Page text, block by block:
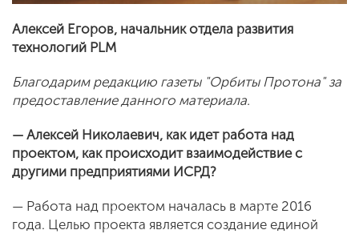
Алексей Егоров, начальник отдела развития
технологий PLM
Благодарим редакцию газеты "Орбиты Протона" за
предоставление данного материала.
— Алексей Николаевич, как идет работа над
проектом, как происходит взаимодействие с
другими предприятиями ИСРД?
— Работа над проектом началась в марте 2016
года. Целью проекта является создание единой